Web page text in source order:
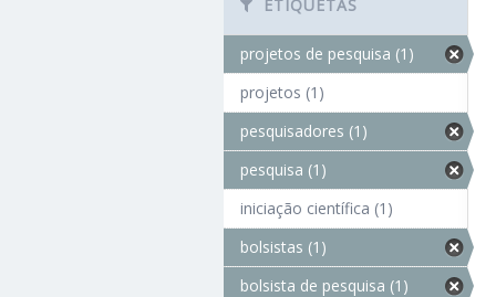
ETIQUETAS
projetos de pesquisa (1)
projetos (1)
pesquisadores (1)
pesquisa (1)
iniciação científica (1)
bolsistas (1)
bolsista de pesquisa (1)